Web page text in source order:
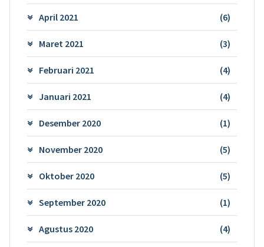
April 2021 (6)
Maret 2021 (3)
Februari 2021 (4)
Januari 2021 (4)
Desember 2020 (1)
November 2020 (5)
Oktober 2020 (5)
September 2020 (1)
Agustus 2020 (4)